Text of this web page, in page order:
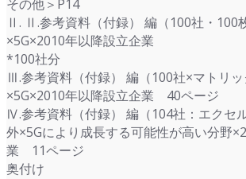
その他＞P14
Ⅱ. Ⅱ.参考資料（付録） 編（100社・100
×5G×2010年以降設立企業
*100社分
Ⅲ.参考資料（付録） 編（100社×マトリ
×5G×2010年以降設立企業 40ページ
Ⅳ.参考資料（付録） 編（104社：エクセ
外×5Gにより成長する可能性が高い分野
業 11ページ
奥付け